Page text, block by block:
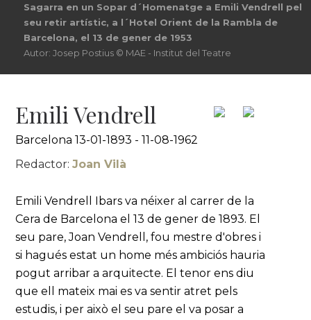
Sagarra en un Sopar d´Homenatge a Emili Vendrell pel
seu retir artístic, a l´Hotel Orient de la Rambla de
Barcelona, el 13 de gener de 1953
Autor: Josep Postius © MAE - Institut del Teatre
Emili Vendrell
Barcelona 13-01-1893 - 11-08-1962
Redactor:Joan Vilà
Emili Vendrell Ibars va néixer al carrer de la
Cera de Barcelona el 13 de gener de 1893. El
seu pare, Joan Vendrell, fou mestre d'obres i
si hagués estat un home més ambiciós hauria
pogut arribar a arquitecte. El tenor ens diu
que ell mateix mai es va sentir atret pels
estudis, i per això el seu pare el va posar a